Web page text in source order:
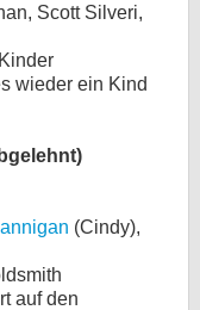
Scott Silveri,
wieder ein Kind
(Cindy),
auf den